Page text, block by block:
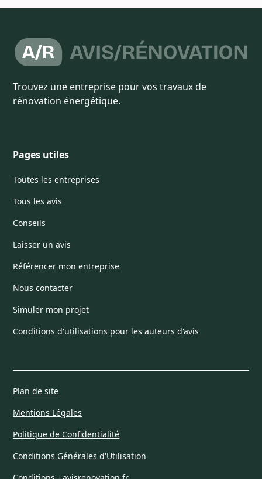
Trouvez une entreprise pour vos travaux de
rénovation énergétique.
Pages utiles
Toutes les entreprises
Tous les avis
Conseils
Laisser un avis
Référencer mon entreprise
Nous contacter
Simuler mon projet
Conditions d'utilisations pour les auteurs d'avis
Plan de site
Mentions Légales
Politique de Confidentialité
Conditions Générales d'Utilisation